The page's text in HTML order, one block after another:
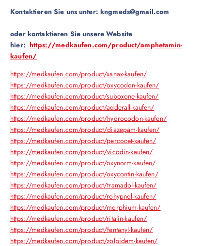
Kontaktieren Sie uns unter:kngmeds@gmail.com
oder kontaktieren Sie unsere Website
hier: https://medkaufen.com/product/amphetamin-
kaufen/
https://medkaufen.com/product/xanax-kaufen/
https://medkaufen.com/product/oxycodon-kaufen/
https://medkaufen.com/product/suboxone-kaufen/
https://medkaufen.com/product/adderall-kaufen/
https://medkaufen.com/product/hydrocodon-kaufen/
https://medkaufen.com/product/diazepam-kaufen/
https://medkaufen.com/product/percocet-kaufen/
https://medkaufen.com/product/vicodin-kaufen/
https://medkaufen.com/product/oxynorm-kaufen/
https://medkaufen.com/product/oxycontin-kaufen/
https://medkaufen.com/product/tramadol-kaufen/
https://medkaufen.com/product/rohypnol-kaufen/
https://medkaufen.com/product/morphium-kaufen/
https://medkaufen.com/product/ritalin-kaufen/
https://medkaufen.com/product/fentanyl-kaufen/
https://medkaufen.com/product/zolpidem-kaufen/